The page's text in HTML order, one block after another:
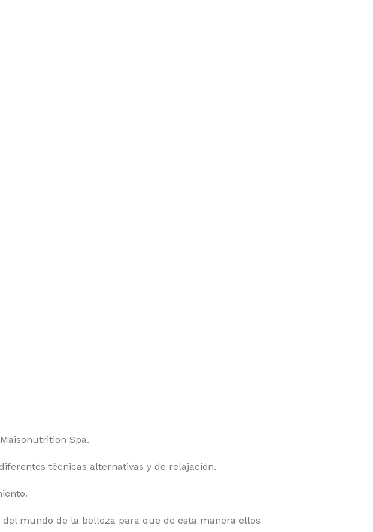
Spa.
técnicas alternativas y de relajación.
mundo de la belleza para que de esta manera ellos